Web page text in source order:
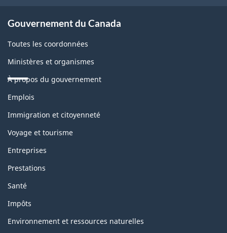
Gouvernement du Canada
Toutes les coordonnées
Ministères et organismes
À propos du gouvernement
Thèmes
sujets
Emplois
Immigration et citoyenneté
Voyage et tourisme
Entreprises
Prestations
Santé
Impôts
Environnement et ressources naturelles